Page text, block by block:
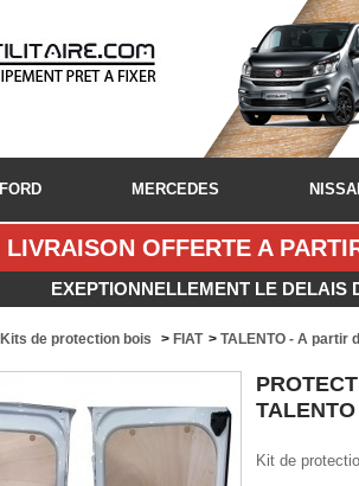
FORD MERCEDES
LIVRAISON OFFERTE A
EXEPTIONNELLEMENT LE DELAIS
Kits de protection bois > FIAT > TALENTO - A partir
TALENTO
Kit de